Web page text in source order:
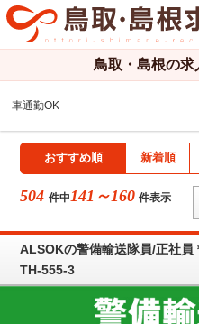
鳥取・島根の
車通勤OK
おすすめ順 新着順
504 件中 141～160 件表示
ALSOKの警備輸送隊員/正社
TH-555-3